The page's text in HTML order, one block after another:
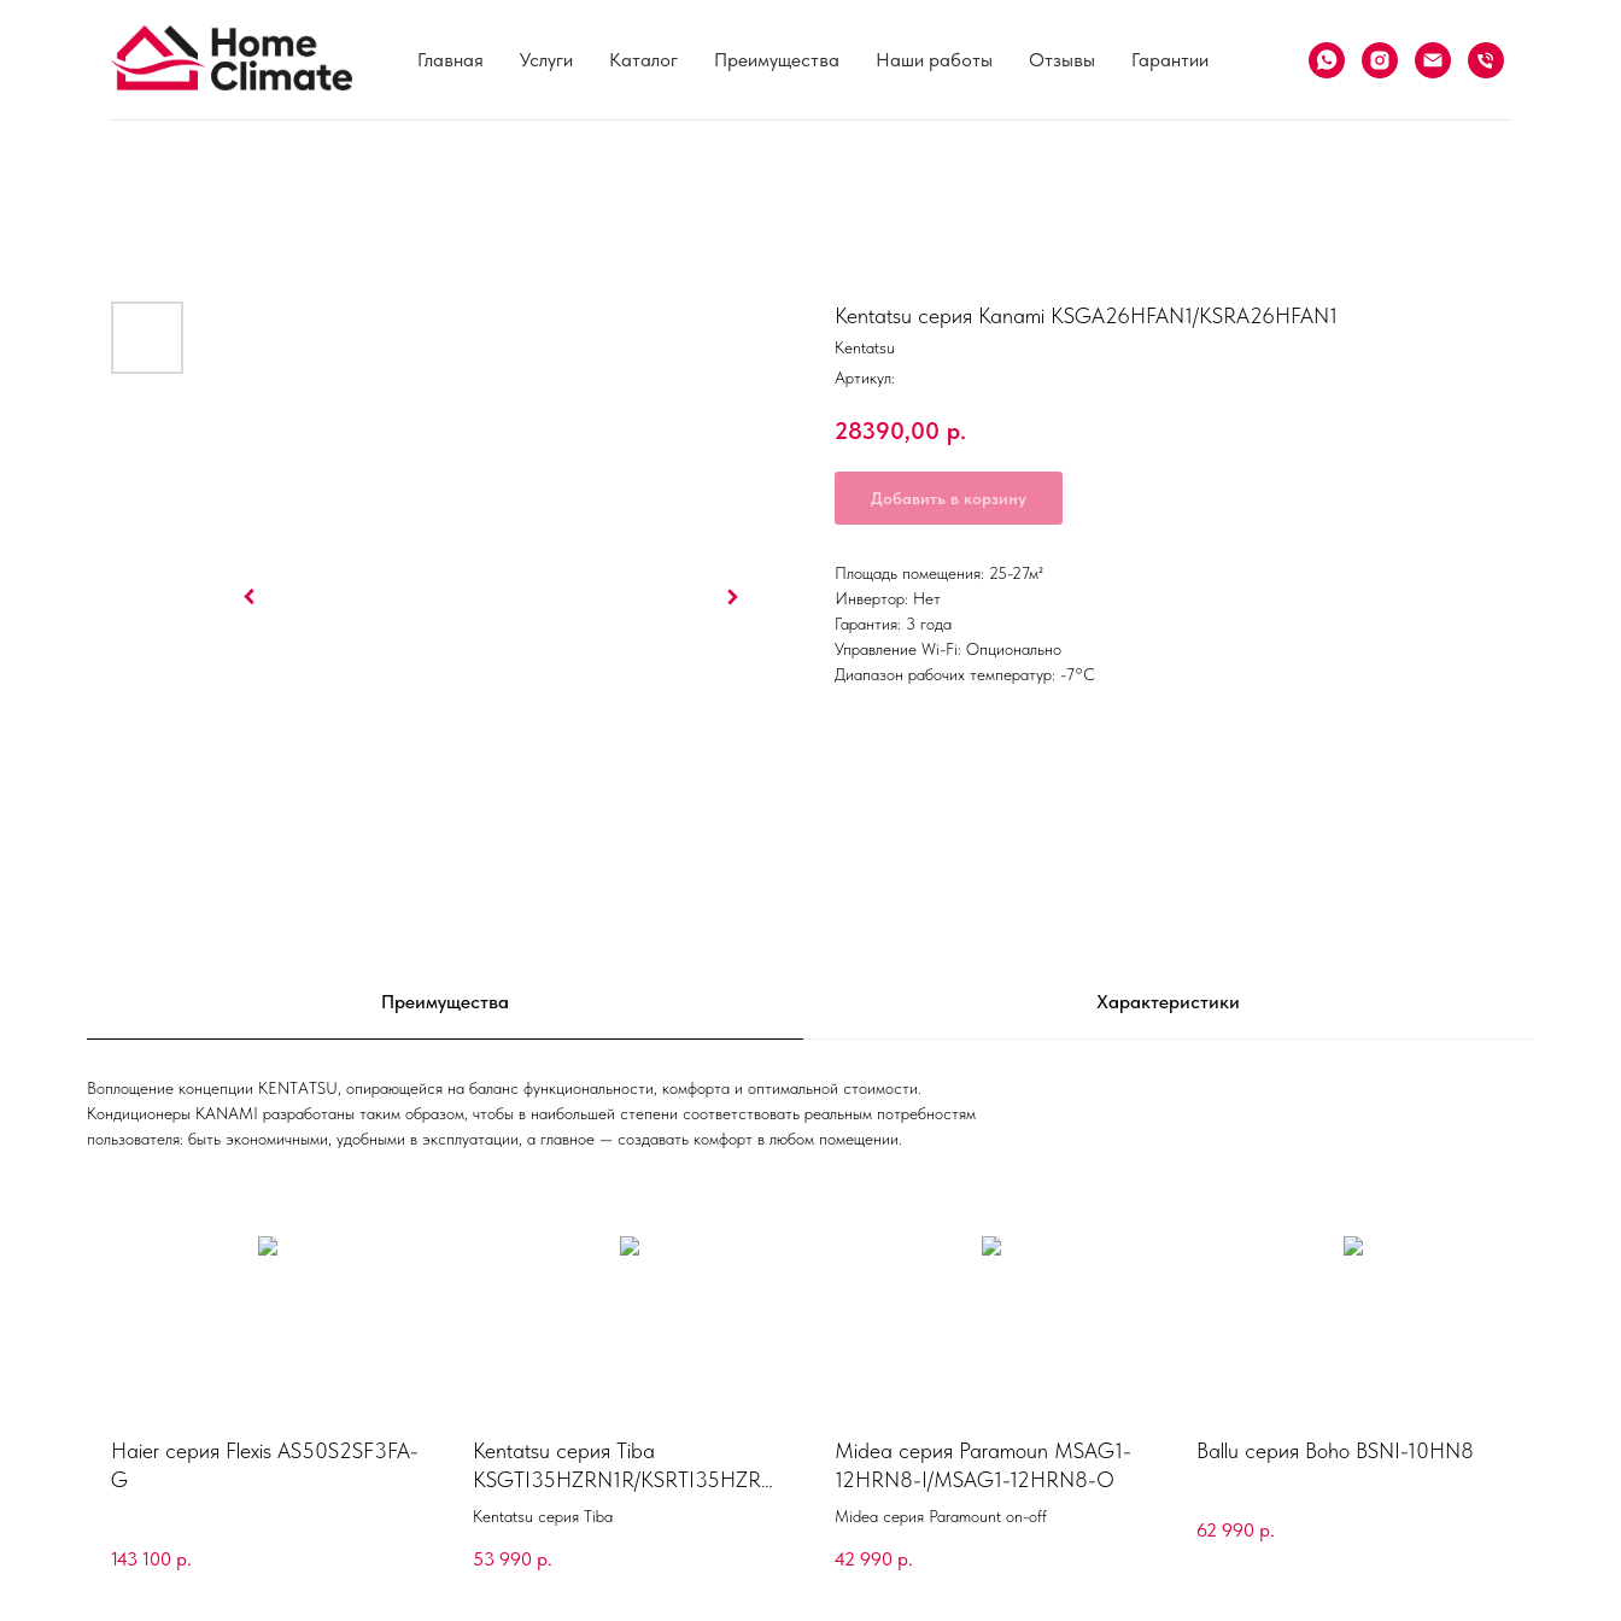
Главная Услуги Каталог Преимущества Наши работы Отзывы Гарантии
Kentatsu серия Kanami KSGA26HFAN1/KSRA26HFAN1
Kentatsu
Артикул:
28390,00 р.
Добавить в корзину
Площадь помещения: 25-27м²
Инвертор: Нет
Гарантия: 3 года
Управление Wi-Fi: Опционально
Диапазон рабочих температур: -7°С
Преимущества Характеристики
Воплощение концепции KENTATSU, опирающейся на баланс функциональности, комфорта и оптимальной стоимости.
Кондиционеры KANAMI разработаны таким образом, чтобы в наибольшей степени соответствовать реальным потребностям
пользователя: быть экономичными, удобными в эксплуатации, а главное — создавать комфорт в любом помещении.
Haier серия Flexis AS50S2SF3FA-
G
143 100 р.
Kentatsu серия Tiba
KSGTI35HZRN1R/KSRTI35HZRN1
R
Kentatsu серия Tiba
53 990 р.
Midea серия Paramoun MSAG1-
12HRN8-I/MSAG1-12HRN8-O
Midea серия Paramount оn-оff
42 990 р.
Ballu серия Boho BSNI-10HN8
62 990 р.